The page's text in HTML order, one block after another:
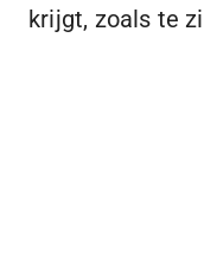
krijgt, zoals te